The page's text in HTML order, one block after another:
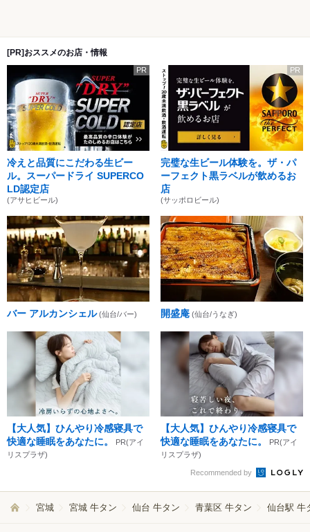
[PR]おススメのお店・情報
PR
冷えと品質にこだわる生ビー
ル。スーパードライ SUPERCO
LD認定店
(アサヒビール)
PR
完璧な生ビール体験を。ザ・パ
ーフェクト黒ラベルが飲めるお
店
(サッポロビール)
バー アルカンシェル (仙台/バー) 開盛庵 (仙台/うなぎ)
【大人気】ひんやり冷感寝具で
快適な睡眠をあなたに。
PR(アイ
リスプラザ)
【大人気】ひんやり冷感寝具で
快適な睡眠をあなたに。
PR(アイ
リスプラザ)
Recommended by
宮城 宮城 牛タン 仙台 牛タン 青葉区 牛タン 仙台駅 牛